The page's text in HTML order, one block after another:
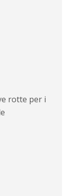
rotte per i